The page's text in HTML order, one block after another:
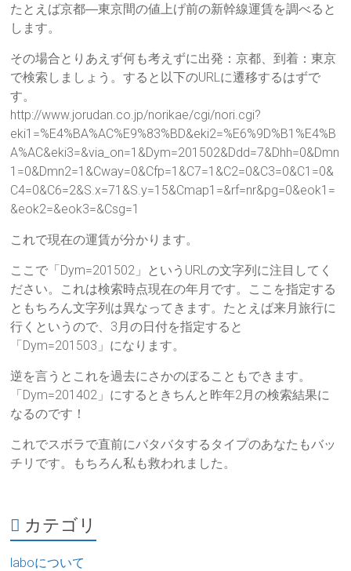
たとえば京都―東京間の値上げ前の新幹線運賃を調べると
します。
その場合とりあえず何も考えずに出発：京都、到着：東京
で検索しましょう。すると以下のURLに遷移するはずで
す。
http://www.jorudan.co.jp/norikae/cgi/nori.cgi?
eki1=%E4%BA%AC%E9%83%BD&eki2=%E6%9D%B1%E4%B
A%AC&eki3=&via_on=1&Dym=201502&Ddd=7&Dhh=0&Dmn
1=0&Dmn2=1&Cway=0&Cfp=1&C7=1&C2=0&C3=0&C1=0&
C4=0&C6=2&S.x=71&S.y=15&Cmap1=&rf=nr&pg=0&eok1=
&eok2=&eok3=&Csg=1
これで現在の運賃が分かります。
ここで「Dym=201502」というURLの文字列に注目してく
ださい。これは検索時点現在の年月です。ここを指定する
ともちろん文字列は異なってきます。たとえば来月旅行に
行くというので、3月の日付を指定すると
「Dym=201503」になります。
逆を言うとこれを過去にさかのぼることもできます。
「Dym=201402」にするときちんと昨年2月の検索結果に
なるのです！
これでスボラで直前にバタバタするタイプのあなたもバッ
チリです。もちろん私も救われました。
カテゴリ
laboについて